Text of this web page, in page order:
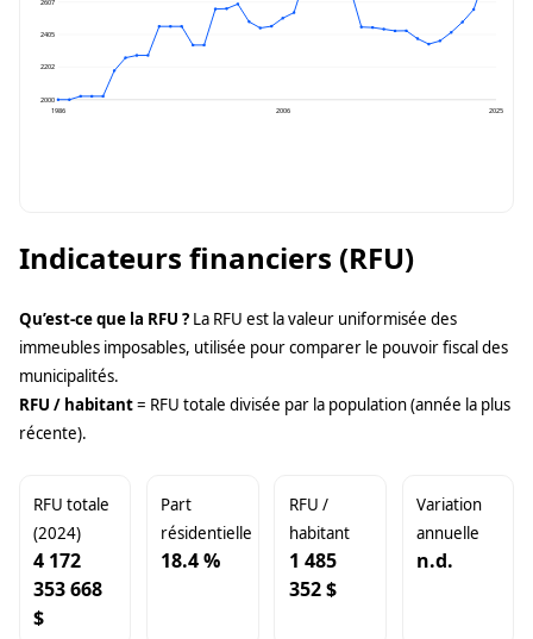
2607
2405
2202
2000
1986
2006 2025
Indicateurs financiers (RFU)
Qu’est-ce que la RFU ? La RFU est la valeur uniformisée des
immeubles imposables, utilisée pour comparer le pouvoir fiscal des
municipalités.
RFU / habitant= RFU totale divisée par la population (année la plus
récente).
RFU totale
(2024)
4 172
353 668
$
Part
résidentielle
18.4 %
RFU /
habitant
1 485
352 $
Variation
annuelle
n.d.